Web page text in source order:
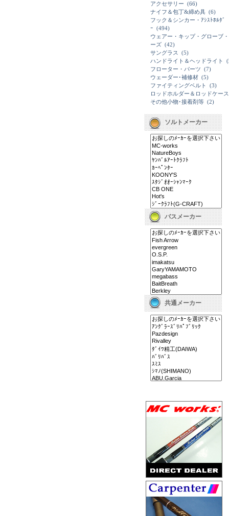
アクセサリー (66)
ナイフ＆包丁&締め具 (6)
フック＆シンカー・ｱｼｽﾄﾎﾙﾀﾞ
ｰ (494)
ウェアー・キップ・グローブ・
ーズ (42)
サングラス
(5)
ハンドライト＆ヘッドライト
フローター・パーツ (7)
ウェーダー･補修材 (5)
ファイティングベルト
(3)
ロッドホルダー＆ロッドケース
その他小物･接着剤等 (2)
ソルトメーカー
バスメーカー
共通メーカー